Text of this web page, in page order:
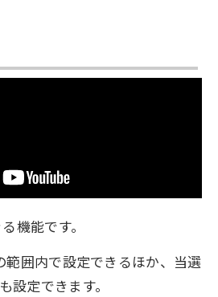
機能です。
範囲内で設定できるほか、当選
設定できます。